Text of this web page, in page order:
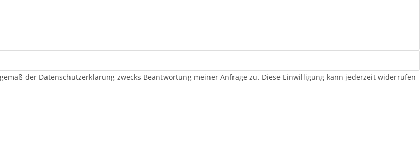
der Datenschutzerklärung zwecks Beantwortung meiner Anfrage zu. Diese Einwilligung kann jederzeit widerrufen